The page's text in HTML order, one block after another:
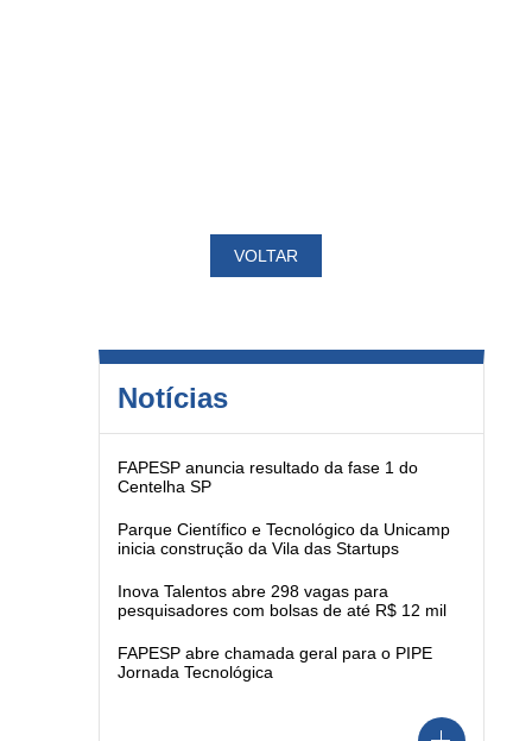
VOLTAR
Notícias
FAPESP anuncia resultado da fase 1 do
Centelha SP
Parque Científico e Tecnológico da Unicamp
inicia construção da Vila das Startups
Inova Talentos abre 298 vagas para
pesquisadores com bolsas de até R$ 12 mil
FAPESP abre chamada geral para o PIPE
Jornada Tecnológica